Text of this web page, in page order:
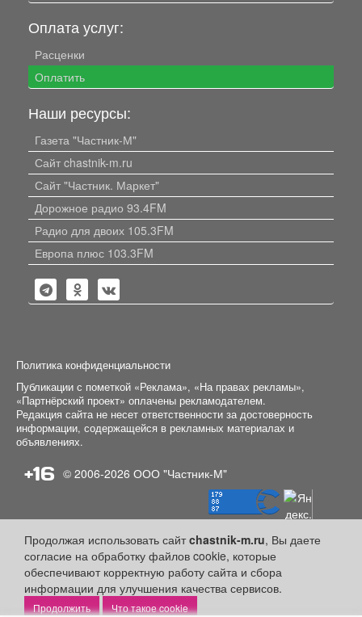
Продолжая использовать сайтchastnik-m.ru, Вы даете
согласие на обработку файлов cookie, которые
обеспечивают корректную работу сайта и сбора
информации для улучшения качества сервисов.
Что такое cookie
Оплата услуг:
Расценки
Оплатить
Наши ресурсы:
Газета "Частник-М"
Сайт chastnik-m.ru
Сайт "Частник. Маркет"
Дорожное радио 93.4FM
Радио для двоих 105.3FM
Европа плюс 103.3FM
Политика конфиденциальности
Публикации с пометкой «Реклама», «На правах рекламы»,
«Партнёрский проект» оплачены рекламодателем.
Редакция сайта не несет ответственности за достоверность
информации, содержащейся в рекламных материалах и
объявлениях.
+16 © 2006-2026 ООО "Частник-М"